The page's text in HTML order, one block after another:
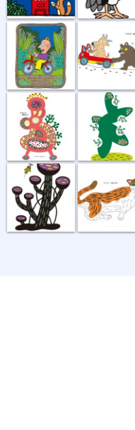
散歩の途中 坂道登れば
散歩する
空が飛べるはず 昼寝の途中